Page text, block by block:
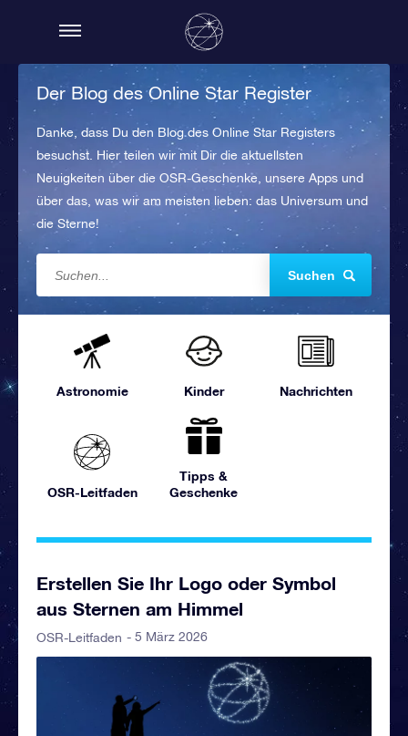
Der Blog des Online Star Register
Danke, dass Du den Blog des Online Star Registers
besuchst. Hier teilen wir mit Dir die aktuellsten
Neuigkeiten über die OSR-Geschenke, unsere Apps und
über das, was wir am meisten lieben: das Universum und
die Sterne!
Suchen
Astronomie Kinder Nachrichten
OSR-Leitfaden
Tipps &
Geschenke
Erstellen Sie Ihr Logo oder Symbol
aus Sternen am Himmel
OSR-Leitfaden - 5 März 2026